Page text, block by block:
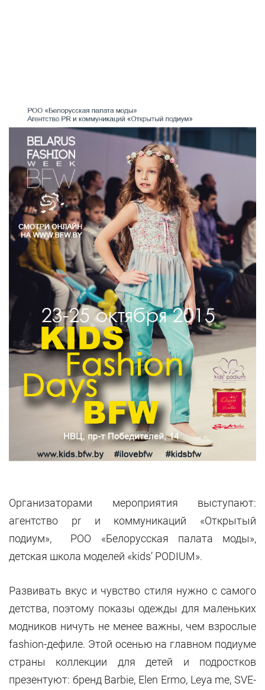
Организаторами мероприятия выступают:
агентство pr и коммуникаций «Открытый
подиум», РОО «Белорусская палата моды»,
детская школа моделей «kids’ PODIUM».
Развивать вкус и чувство стиля нужно с самого
детства, поэтому показы одежды для маленьких
модников ничуть не менее важны, чем взрослые
fashion-дефиле. Этой осенью на главном подиуме
страны коллекции для детей и подростков
презентуют: бренд Barbie, Elen Ermo, Leya me, SVE-